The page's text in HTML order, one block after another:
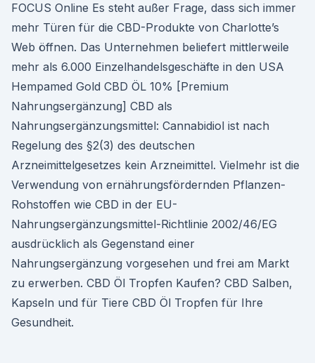
FOCUS Online Es steht außer Frage, dass sich immer
mehr Türen für die CBD-Produkte von Charlotte’s
Web öffnen. Das Unternehmen beliefert mittlerweile
mehr als 6.000 Einzelhandelsgeschäfte in den USA
Hempamed Gold CBD ÖL 10% [Premium
Nahrungsergänzung] CBD als
Nahrungsergänzungsmittel: Cannabidiol ist nach
Regelung des §2(3) des deutschen
Arzneimittelgesetzes kein Arzneimittel. Vielmehr ist die
Verwendung von ernährungsfördernden Pflanzen-
Rohstoffen wie CBD in der EU-
Nahrungsergänzungsmittel-Richtlinie 2002/46/EG
ausdrücklich als Gegenstand einer
Nahrungsergänzung vorgesehen und frei am Markt
zu erwerben. CBD Öl Tropfen Kaufen? CBD Salben,
Kapseln und für Tiere CBD Öl Tropfen für Ihre
Gesundheit.